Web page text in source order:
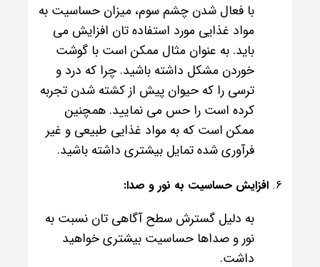
با فعال شدن چشم سوم، میزان حساسیت به
مواد غذایی مورد استفاده تان افزایش می
باید. به عنوان مثال ممکن است با گوشت
خوردن مشکل داشته باشید. چرا که درد و
ترسی را که حیوان پیش از کشته شدن تجربه
کرده است را حس می نمایید. همچنین
ممکن است که به مواد غذایی طبیعی و غیر
فرآوری شده تمایل بیشتری داشته باشید.
افزایش حساسیت به نور و صدا:
به دلیل گسترش سطح آگاهی تان نسبت به
نور و صداها حساسیت بیشتری خواهید
داشت.